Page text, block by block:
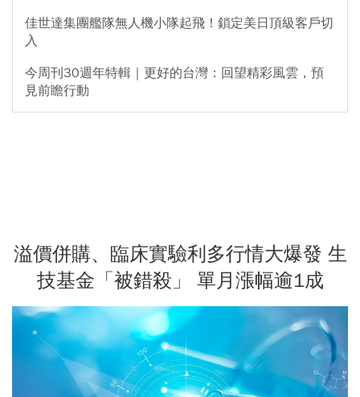
佳世達集團艦隊無人機小隊起飛！鎖定美日頂級客戶切
入
今周刊30週年特輯｜更好的台灣：回望精彩風雲，預
見前瞻行動
溢價併購、臨床實驗利多行情大爆發 生
技基金「被錯殺」 單月漲幅逾1成